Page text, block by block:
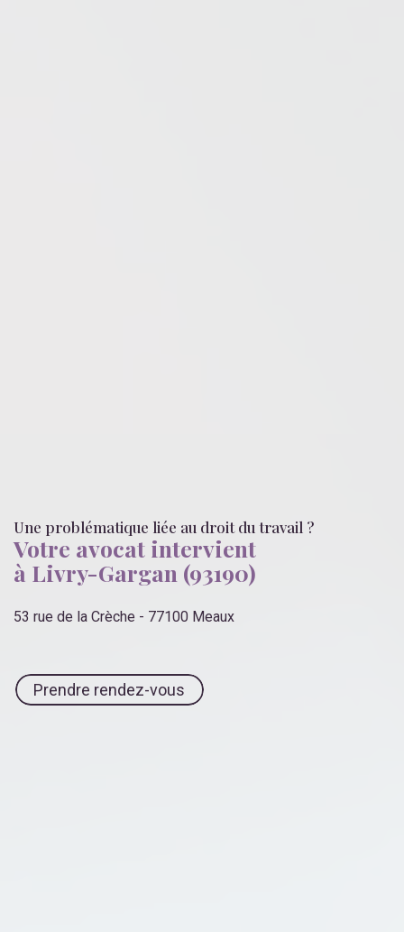
Une problématique liée au droit du travail ?
Votre avocat intervient
à Livry-Gargan (93190)
53 rue de la Crèche - 77100 Meaux
Prendre rendez-vous